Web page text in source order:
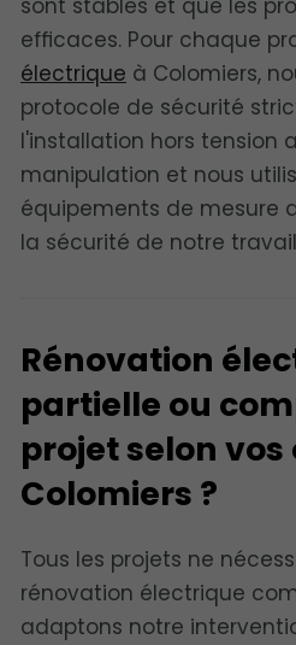
efficaces. Pour chaque
électrique à Colomiers,
protocole de sécurité
l'installation hors tension
manipulation et nous
équipements de mesure
la sécurité de notre
Rénovation
partielle ou
projet selon vos
Colomiers ?
Tous les projets ne
rénovation électrique
adaptons notre